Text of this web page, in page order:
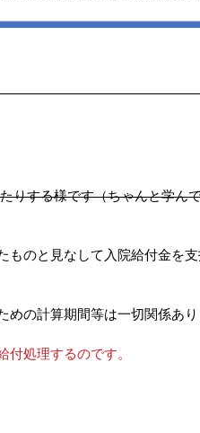
りする様です（ちゃんと学ん
のと見なして入院給付金を
の計算期間等は一切関係あり
処理するのです。